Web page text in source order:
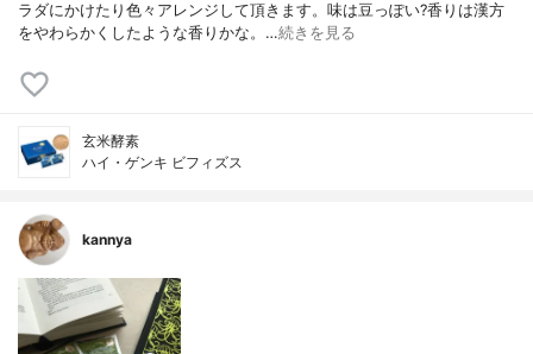
ラダにかけたり色々アレンジして頂きます。味は豆っぽい?香りは漢方
をやわらかくしたような香りかな。…続きを見る
玄米酵素
ハイ・ゲンキ ビフィズス
kannya